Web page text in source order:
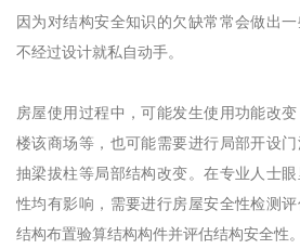
因为对结构安全知识的欠缺常常会做出
不经过设计就私自动手。
房屋使用过程中，可能发生使用功能改
楼该商场等，也可能需要进行局部开设
抽梁拔柱等局部结构改变。在专业人士
性均有影响，需要进行房屋安全性检测
结构布置验算结构构件并评估结构安全性。